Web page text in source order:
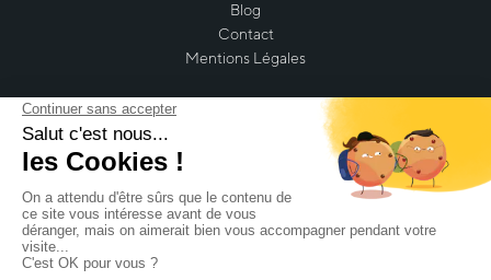
Blog
Contact
Mentions Légales
Retrouvez-nous sur nos réseaux sociaux